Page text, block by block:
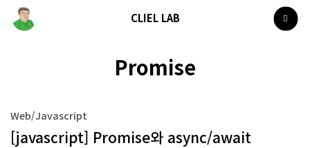
CLIEL LAB
Promise
Web/Javascript
[javascript] Promise와 async/await